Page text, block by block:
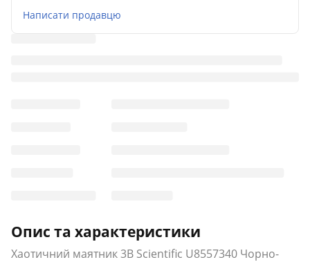
Написати продавцю
Опис та характеристики
Хаотичний маятник 3B Scientific U8557340 Чорно-